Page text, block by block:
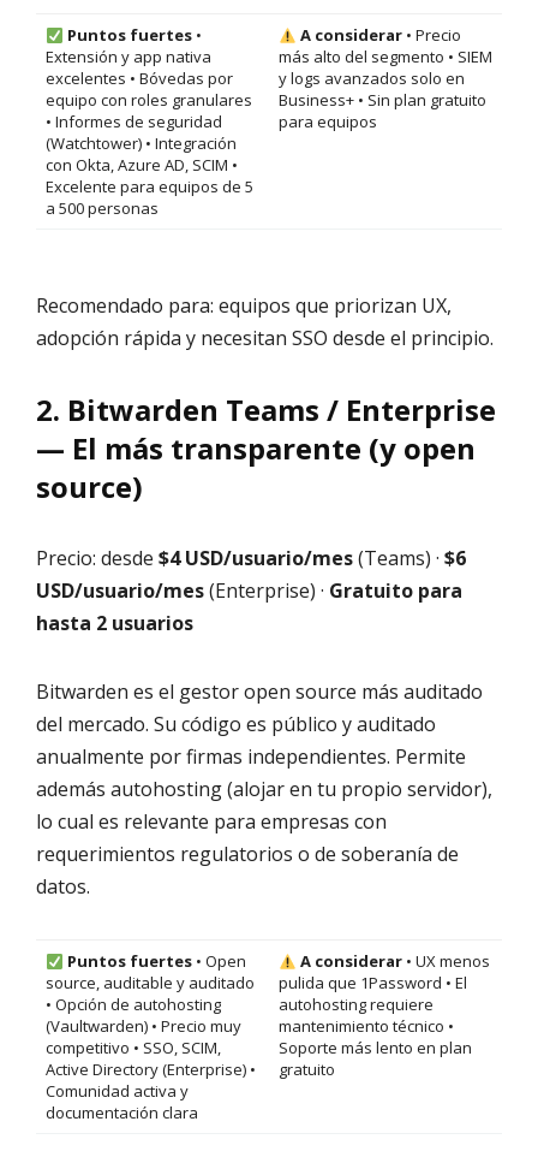
Puntos fuertes•
Extensión y app nativa
excelentes • Bóvedas por
equipo con roles granulares
• Informes de seguridad
(Watchtower) • Integración
con Okta, Azure AD, SCIM •
Excelente para equipos de 5
a 500 personas
A considerar• Precio
más alto del segmento • SIEM
y logs avanzados solo en
Business+ • Sin plan gratuito
para equipos
Recomendado para: equipos que priorizan UX,
adopción rápida y necesitan SSO desde el principio.
2. Bitwarden Teams / Enterprise
— El más transparente (y open
source)
Precio: desde $4 USD/usuario/mes(Teams) · $6
USD/usuario/mes(Enterprise) · Gratuito para
hasta 2 usuarios
Bitwarden es el gestor open source más auditado
del mercado. Su código es público y auditado
anualmente por firmas independientes. Permite
además autohosting (alojar en tu propio servidor),
lo cual es relevante para empresas con
requerimientos regulatorios o de soberanía de
datos.
Puntos fuertes• Open
source, auditable y auditado
• Opción de autohosting
(Vaultwarden) • Precio muy
competitivo • SSO, SCIM,
Active Directory (Enterprise) •
Comunidad activa y
documentación clara
A considerar• UX menos
pulida que 1Password • El
autohosting requiere
mantenimiento técnico •
Soporte más lento en plan
gratuito